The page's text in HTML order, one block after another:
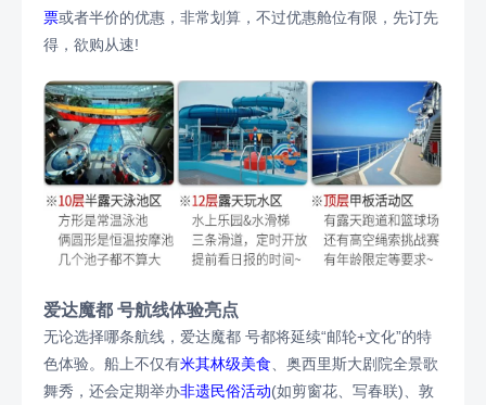
票或者半价的优惠，非常划算，不过优惠舱位有限，先订先
得，欲购从速!
爱达魔都 号航线体验亮点
无论选择哪条航线，爱达魔都 号都将延续“邮轮+文化”的特
色体验。船上不仅有米其林级美食 、奥西里斯大剧院全景歌
舞秀，还会定期举办非遗民俗活动(如剪窗花、写春联)、敦